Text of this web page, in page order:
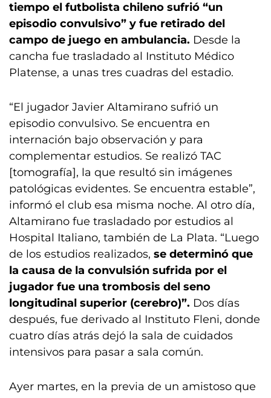
tiempo el futbolista chileno sufrió “un
episodio convulsivo” y fue retirado del
campo de juego en ambulancia. Desde la
cancha fue trasladado al Instituto Médico
Platense, a unas tres cuadras del estadio.
“El jugador Javier Altamirano sufrió un
episodio convulsivo. Se encuentra en
internación bajo observación y para
complementar estudios. Se realizó TAC
[tomografía], la que resultó sin imágenes
patológicas evidentes. Se encuentra estable”,
informó el club esa misma noche. Al otro día,
Altamirano fue trasladado por estudios al
Hospital Italiano, también de La Plata. “Luego
de los estudios realizados, se determinó que
la causa de la convulsión sufrida por el
jugador fue una trombosis del seno
longitudinal superior (cerebro)”. Dos días
después, fue derivado al Instituto Fleni, donde
cuatro días atrás dejó la sala de cuidados
intensivos para pasar a sala común.
Ayer martes, en la previa de un amistoso que